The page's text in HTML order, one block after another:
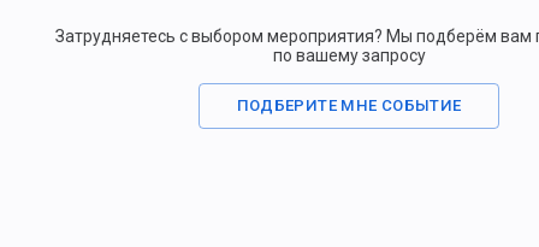
Затрудняетесь с выбором мероприятия? Мы подберём вам
по вашему запросу
ПОДБЕРИТЕ МНЕ СОБЫТИЕ